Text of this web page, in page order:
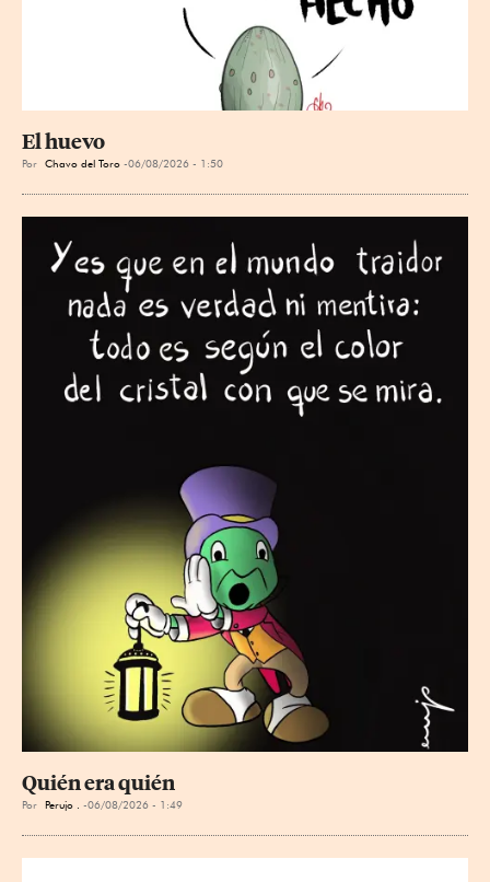
El huevo
Por Chavo del Toro 06/08/2026 - 1:50
Quién era quién
Por Perujo . 06/08/2026 - 1:49